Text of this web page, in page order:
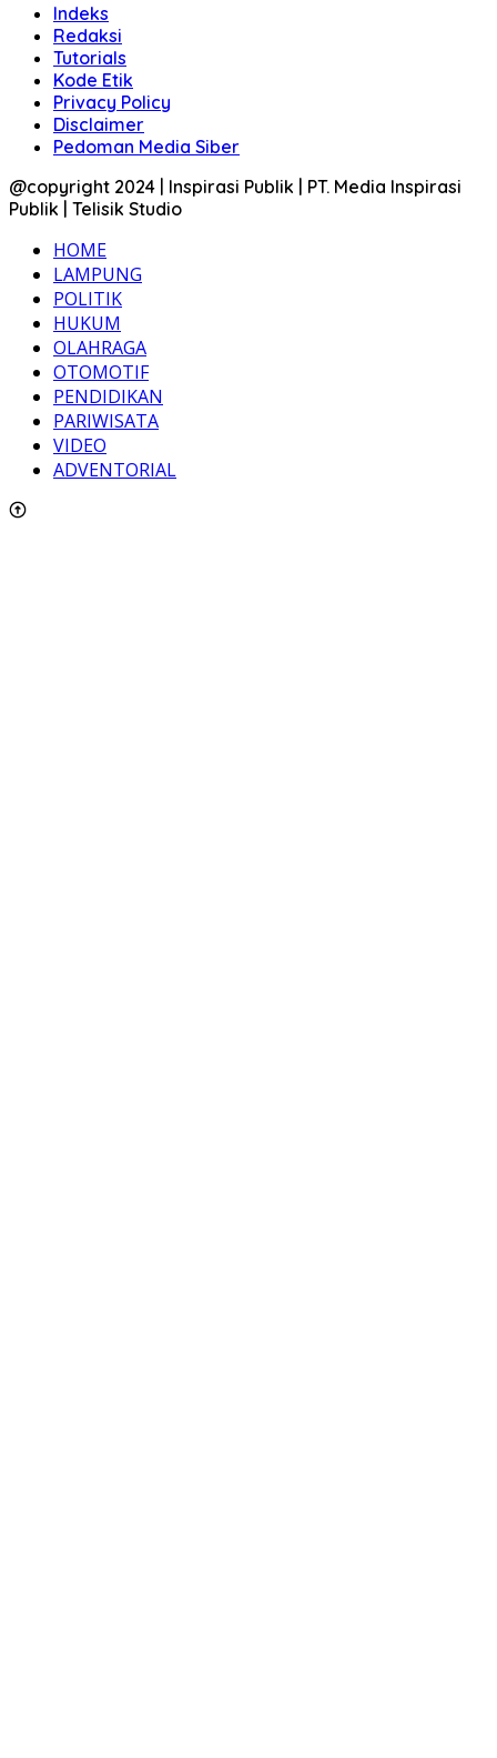
Indeks
Redaksi
Tutorials
Kode Etik
Privacy Policy
Disclaimer
Pedoman Media Siber
@copyright 2024 | Inspirasi Publik | PT. Media Inspirasi
Publik | Telisik Studio
HOME
LAMPUNG
POLITIK
HUKUM
OLAHRAGA
OTOMOTIF
PENDIDIKAN
PARIWISATA
VIDEO
ADVENTORIAL